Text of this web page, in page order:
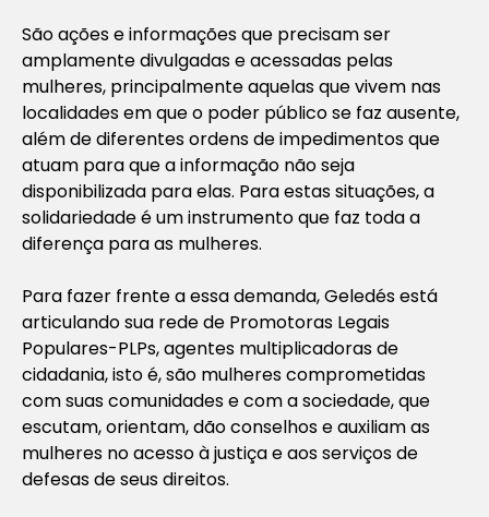
São ações e informações que precisam ser
amplamente divulgadas e acessadas pelas
mulheres, principalmente aquelas que vivem nas
localidades em que o poder público se faz ausente,
além de diferentes ordens de impedimentos que
atuam para que a informação não seja
disponibilizada para elas. Para estas situações, a
solidariedade é um instrumento que faz toda a
diferença para as mulheres.
Para fazer frente a essa demanda, Geledés está
articulando sua rede de Promotoras Legais
Populares-PLPs, agentes multiplicadoras de
cidadania, isto é, são mulheres comprometidas
com suas comunidades e com a sociedade, que
escutam, orientam, dão conselhos e auxiliam as
mulheres no acesso à justiça e aos serviços de
defesas de seus direitos.